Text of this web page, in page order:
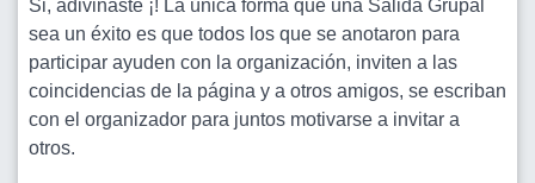
Si, adivinaste ¡! La única forma que una Salida Grupal
sea un éxito es que todos los que se anotaron para
participar ayuden con la organización, inviten a las
coincidencias de la página y a otros amigos, se escriban
con el organizador para juntos motivarse a invitar a
otros.